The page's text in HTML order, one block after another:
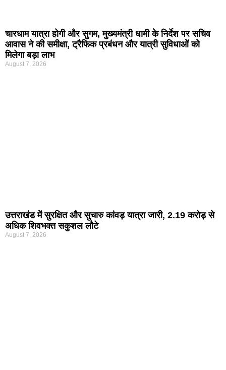
चारधाम यात्रा होगी और सुगम, मुख्यमंत्री धामी के निर्देश पर सचिव
आवास ने की समीक्षा, ट्रैफिक प्रबंधन और यात्री सुविधाओं को
मिलेगा बड़ा लाभ
August 7, 2026
उत्तराखंड में सुरक्षित और सुचारु कांवड़ यात्रा जारी, 2.19 करोड़ से
अधिक शिवभक्त सकुशल लौटे
August 7, 2026